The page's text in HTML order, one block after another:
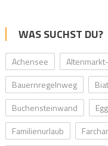
WAS SUCHST DU?
Achensee
Bauernregelnweg
Buchensteinwand
Familienurlaub